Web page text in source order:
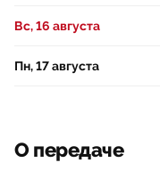
Вс, 16 августа
Пн, 17 августа
О передаче